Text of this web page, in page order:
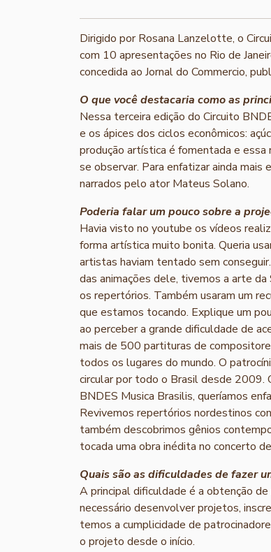
Dirigido por Rosana Lanzelotte, o
com 10 apresentações no Rio de
concedida ao Jornal do Commercio,
O que você destacaria como as
Nessa terceira edição do Circuito
e os ápices dos ciclos econômicos:
produção artística é fomentada e
se observar. Para enfatizar ainda
narrados pelo ator Mateus Solano.
Poderia falar um pouco sobre a
Havia visto no youtube os vídeos
forma artística muito bonita. Queria
artistas haviam tentado sem
das animações dele, tivemos a arte
os repertórios. Também usaram um
que estamos tocando. Explique um
ao perceber a grande dificuldade de
mais de 500 partituras de
todos os lugares do mundo. O
circular por todo o Brasil desde 2009.
BNDES Musica Brasilis, queríamos
Revivemos repertórios nordestinos
também descobrimos gênios
tocada uma obra inédita no concerto
Quais são as dificuldades de fazer
A principal dificuldade é a obtenção
necessário desenvolver projetos,
temos a cumplicidade de
o projeto desde o início.